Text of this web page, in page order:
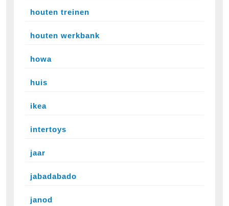
houten treinen
houten werkbank
howa
huis
ikea
intertoys
jaar
jabadabado
janod